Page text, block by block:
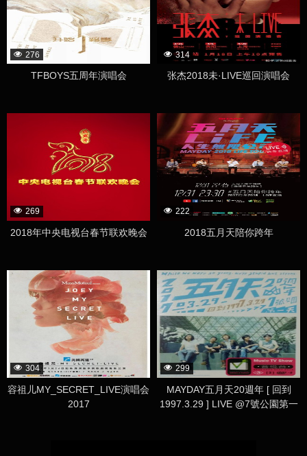
276
TFBOYS五周年演唱会
314
张杰2018未·LIVE巡回演唱会
269
2018年中央电视台春节联欢晚会
222
2018五月天陪你跨年
304
容祖儿MY_SECRET_LIVE演唱会
2017
299
MAYDAY五月天20週年 [ 回到
1997.3.29 ] LIVE @7號公園第一